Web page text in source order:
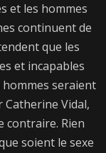
et les hommes
continuent de
que les
et incapables
seraient
Vidal,
contraire. Rien
soient le sexe